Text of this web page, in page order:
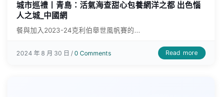
城市巡禮丨青島：活氣海查甜心包養網洋之都 出色惱
人之城_中國網
餐與加入2023-24克利伯舉世風帆賽的...
2024 年 8 月 30 日 /0 Comments Read more